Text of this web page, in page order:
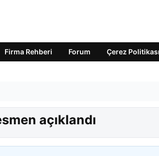
Firma Rehberi Forum Çerez Politikası
açıklandı